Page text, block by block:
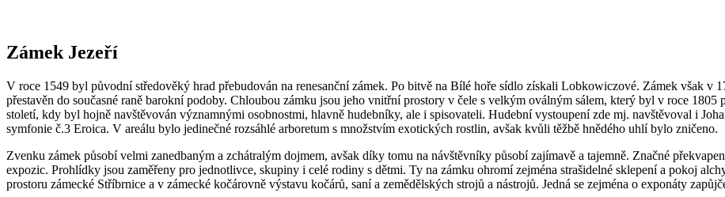
Zámek Jezeří
V roce 1549 byl původní středověký hrad přebudován na renesanční zámek. Po bitvě na Bílé hoře sídlo získali Lobkowiczové. Zámek však v
přestavěn do současné raně barokní podoby. Chloubou zámku jsou jeho vnitřní prostory v čele s velkým oválným sálem, který byl v roce
století, kdy byl hojně navštěvován významnými osobnostmi, hlavně hudebníky, ale i spisovateli. Hudební vystoupení zde mj. navštěvoval i
symfonie č.3 Eroica. V areálu bylo jedinečné rozsáhlé arboretum s množstvím exotických rostlin, avšak kvůli těžbě hnědého uhlí bylo zničeno.
Zvenku zámek působí velmi zanedbaným a zchátralým dojmem, avšak díky tomu na návštěvníky působí zajímavě a tajemně. Značné
expozic. Prohlídky jsou zaměřeny pro jednotlivce, skupiny i celé rodiny s dětmi. Ty na zámku ohromí zejména strašidelné sklepení a pokoj
prostoru zámecké Stříbrnice a v zámecké kočárovně výstavu kočárů, saní a zemědělských strojů a nástrojů. Jedná se zejména o exponáty